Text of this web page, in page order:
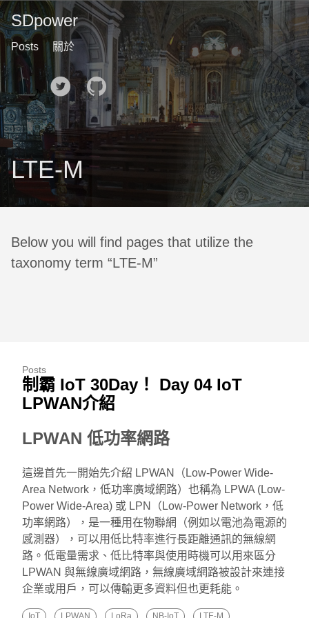
SDpower
Posts 關於
🌙
LTE-M
Below you will find pages that utilize the
taxonomy term “LTE-M”
Posts
制霸 IoT 30Day！ Day 04 IoT
LPWAN介紹
LPWAN 低功率網路
這邊首先一開始先介紹 LPWAN（Low-Power Wide-
Area Network，低功率廣域網路）也稱為 LPWA (Low-
Power Wide-Area) 或 LPN（Low-Power Network，低
功率網路），是一種用在物聯網（例如以電池為電源的
感測器），可以用低比特率進行長距離通訊的無線網
路。低電量需求、低比特率與使用時機可以用來區分
LPWAN 與無線廣域網路，無線廣域網路被設計來連接
企業或用戶，可以傳輸更多資料但也更耗能。
IoT LPWAN LoRa NB-IoT LTE-M